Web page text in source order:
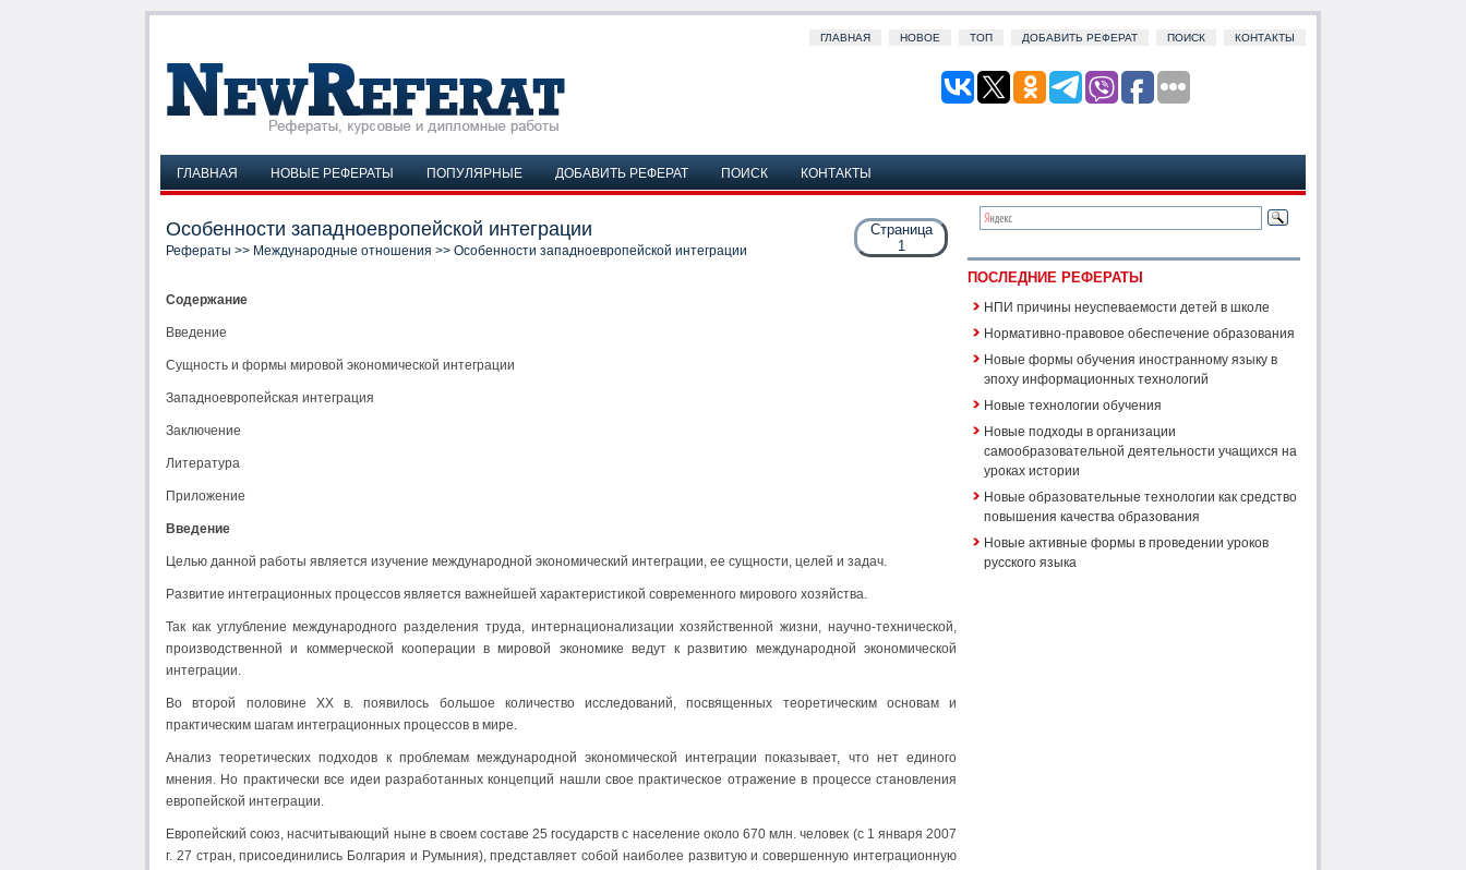
ГЛАВНАЯ НОВОЕ ТОП ДОБАВИТЬ РЕФЕРАТ ПОИСК КОНТАКТЫ
ГЛАВНАЯ НОВЫЕ РЕФЕРАТЫ ПОПУЛЯРНЫЕ ДОБАВИТЬ РЕФЕРАТ ПОИСК КОНТАКТЫ
Страница
1
Особенности западноевропейской интеграции
Рефераты >> Международные отношения >> Особенности западноевропейской интеграции
Содержание
Введение
Сущность и формы мировой экономической интеграции
Западноевропейская интеграция
Заключение
Литература
Приложение
Введение
Целью данной работы является изучение международной экономический интеграции, ее сущности, целей и задач.
Развитие интеграционных процессов является важнейшей характеристикой современного мирового хозяйства.
Так как углубление международного разделения труда, интернационализации хозяйственной жизни, научно-технической,
производственной и коммерческой кооперации в мировой экономике ведут к развитию международной экономической
интеграции.
Во второй половине XX в. появилось большое количество исследований, посвященных теоретическим основам и
практическим шагам интеграционных процессов в мире.
Анализ теоретических подходов к проблемам международной экономической интеграции показывает, что нет единого
мнения. Но практически все идеи разработанных концепций нашли свое практическое отражение в процессе становления
европейской интеграции.
Европейский союз, насчитывающий ныне в своем составе 25 государств с население около 670 млн. человек (c 1 января 2007
г. 27 стран, присоединились Болгария и Румыния), представляет собой наиболее развитую и совершенную интеграционную
ПОСЛЕДНИЕ РЕФЕРАТЫ
НПИ причины неуспеваемости детей в школе
Нормативно-правовое обеспечение образования
Новые формы обучения иностранному языку в
эпоху информационных технологий
Новые технологии обучения
Новые подходы в организации
самообразовательной деятельности учащихся на
уроках истории
Новые образовательные технологии как средство
повышения качества образования
Новые активные формы в проведении уроков
русского языка